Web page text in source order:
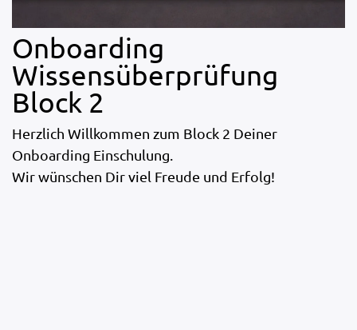
Onboarding
Wissensüberprüfung
Block 2
Herzlich Willkommen zum Block 2 Deiner
Onboarding Einschulung.
Wir wünschen Dir viel Freude und Erfolg!